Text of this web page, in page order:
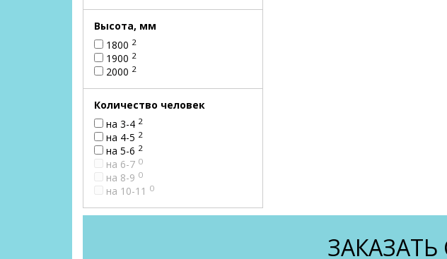
Высота, мм
1800 2
1900 2
2000 2
Количество человек
на 3-4 2
на 4-5 2
на 5-6 2
на 6-7 0
на 8-9 0
на 10-11 0